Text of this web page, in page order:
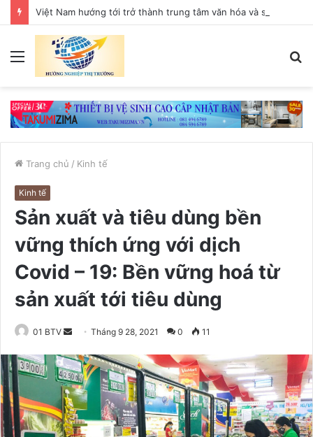
Trang chủ / Kinh tế
Kinh tế
Sản xuất và tiêu dùng bền
vững thích ứng với dịch
Covid – 19: Bền vững hoá từ
sản xuất tới tiêu dùng
01 BTV
n
d
a
n
e
Tháng 9 28, 2021 0 11